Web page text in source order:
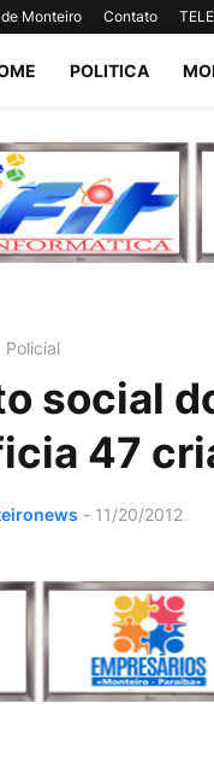
Monteiro Contato
POLITICA
Policial
social
47
- 11/20/2012